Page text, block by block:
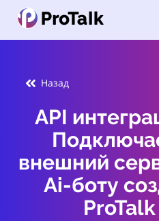
Назад
API
внешний
Ai-боту